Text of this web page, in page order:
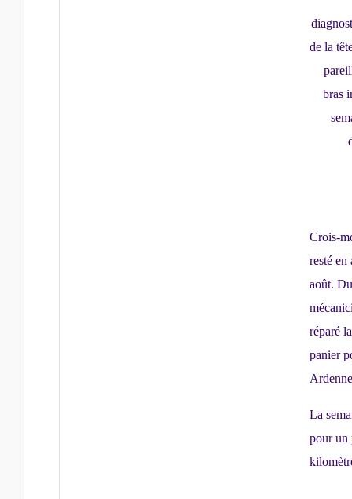
de la
bras
Crois-
resté en
août.
réparé
panier
La
pour un